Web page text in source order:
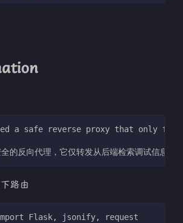
a safe reverse proxy that only
的反向代理，它仅转发从后端检索调试信息的
路由
Flask, jsonify, request